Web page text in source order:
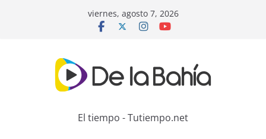
viernes, agosto 7, 2026
El tiempo - Tutiempo.net